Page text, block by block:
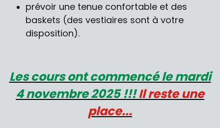
prévoir une tenue confortable et des
baskets (des vestiaires sont à votre
disposition).
Les cours ont commencé le mardi
4 novembre 2025 !!!Il reste une
place...